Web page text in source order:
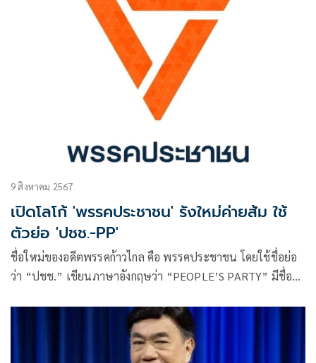
9 สิงหาคม 2567
เปิดโลโก้ 'พรรคประชาชน' รังใหม่ค่ายส้ม ใช้
ตัวย่อ 'ปชช.-PP'
ชื่อใหม่ของอดีตพรรคก้าวไกล คือ พรรคประชาชน โดยใช้ชื่อย่อ
ว่า “ปชช.” เขียนภาษาอังกฤษว่า “PEOPLE’S PARTY” มีชื่อย่อ